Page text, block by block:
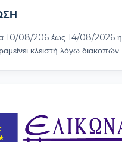
10/08/206 έως 14/08/2026 η
κλειστή λόγω διακοπών.